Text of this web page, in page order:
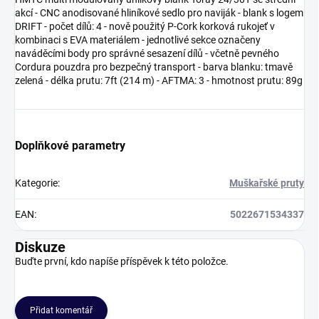
akcí - CNC anodisované hliníkové sedlo pro naviják - blank s logem
DRIFT - počet dílů: 4 - nově použitý P-Cork korková rukojeť v
kombinaci s EVA materiálem - jednotlivé sekce označeny
naváděcími body pro správné sesazení dílů - včetně pevného
Cordura pouzdra pro bezpečný transport - barva blanku: tmavě
zelená - délka prutu: 7ft (214 m) - AFTMA: 3 - hmotnost prutu: 89g
Doplňkové parametry
Kategorie: Muškařské pruty
EAN: 5022671534337
Diskuze
Buďte první, kdo napíše příspěvek k této položce.
Přidat komentář